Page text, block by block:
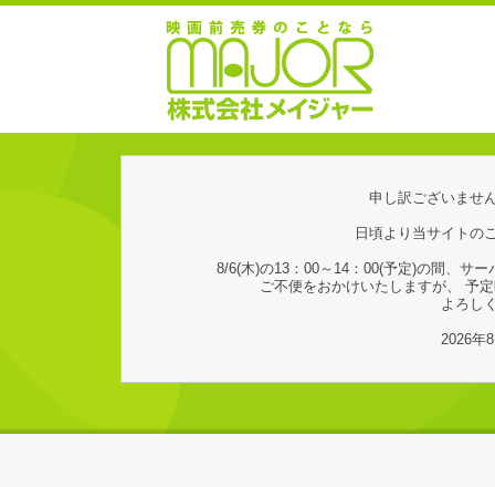
申し訳ございませ
日頃より当サイトの
8/6(木)の13：00～14：00(予定)の間、サ
ご不便をおかけいたしますが、 予
よろし
2026年